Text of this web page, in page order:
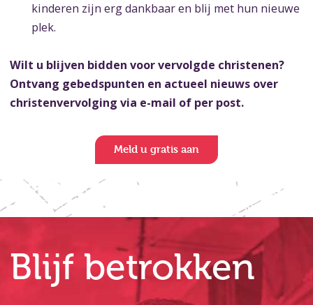
kinderen zijn erg dankbaar en blij met hun nieuwe
plek.
Wilt u blijven bidden voor vervolgde christenen?
Ontvang gebedspunten en actueel nieuws over
christenvervolging via e-mail of per post.
Meld u gratis aan
Blijf betrokken